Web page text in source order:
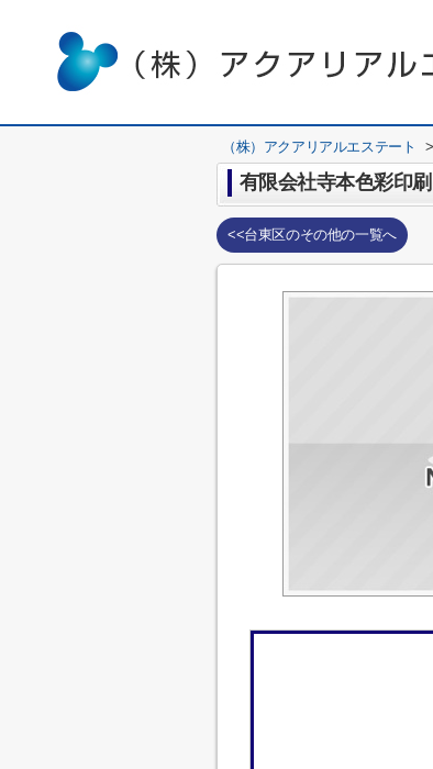
（株）アクアリアルエステート >
有限会社寺本色彩印刷
<<台東区のその他の一覧へ